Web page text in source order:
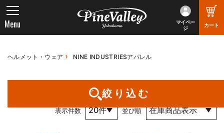
マイペー
ジ
カート
Menu
ヘルメット・ウェア NINE INDUSTRIESアパレル
絞り込む
1件～11件 （全11件） 1 / 1 ページ
表示件数 並び順